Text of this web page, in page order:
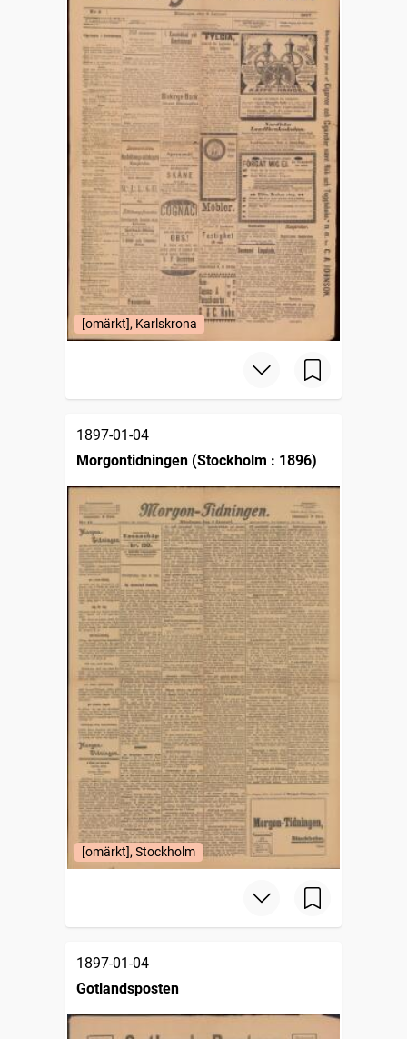
[omärkt], Karlskrona
1897-01-04
Morgontidningen (Stockholm : 1896)
[omärkt], Stockholm
1897-01-04
Gotlandsposten